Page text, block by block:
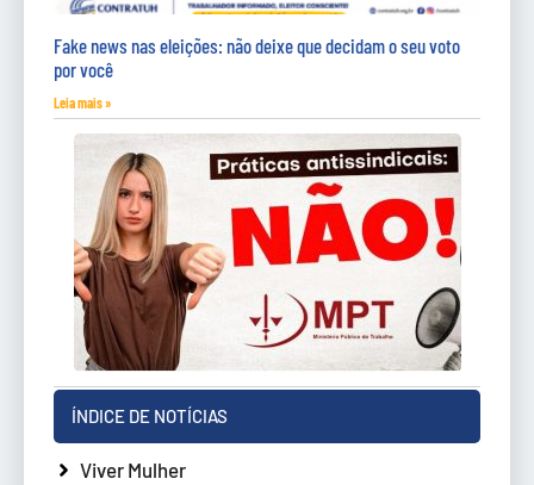
Fake news nas eleições: não deixe que decidam o seu voto
por você
Leia mais »
ÍNDICE DE NOTÍCIAS
Viver Mulher